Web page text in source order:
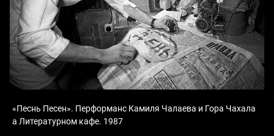
«Песнь Песен». Перформанс Камиля Чалаева и Гора Чахала
а Литературном кафе. 1987